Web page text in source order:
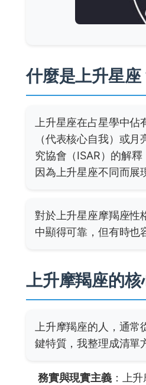
什麼是上升星座
上升星座在占星學中佔
（代表核心自我）或
究協會（ISAR）的解
因為上升星座不同而展
對於上升星座摩羯座性
中顯得可靠，但有時也
上升摩羯座的
上升摩羯座的人，通常
鍵特質，我整理成清單
務實與現實主義：上升